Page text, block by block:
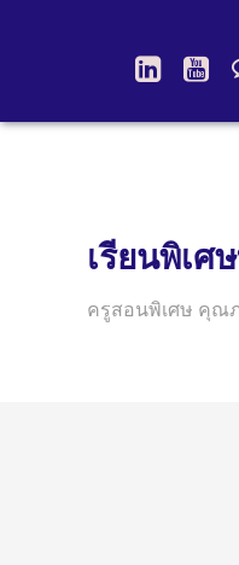
เรียนพิเศ
ครูสอนพิเศษ คุณ